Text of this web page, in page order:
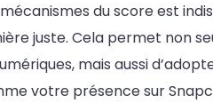
du score est
juste. Cela permet non
mais aussi
votre présence sur